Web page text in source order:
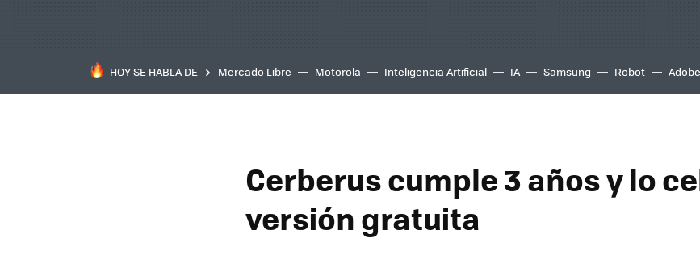
HOY SE HABLA DE Mercado Libre Motorola Inteligencia Artificial IA Samsung Robot Adobe
Cerberus cumple 3 años y lo
versión gratuita